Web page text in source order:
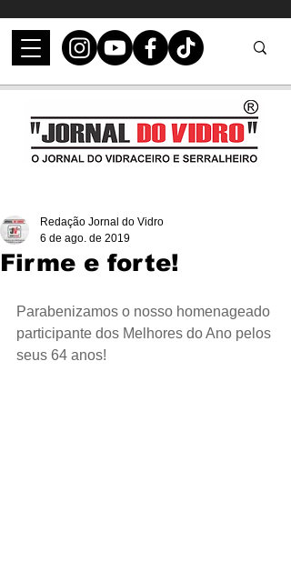
Firme e forte!
Redação Jornal do Vidro
6 de ago. de 2019
Parabenizamos o nosso homenageado
participante dos Melhores do Ano pelos
seus 64 anos!